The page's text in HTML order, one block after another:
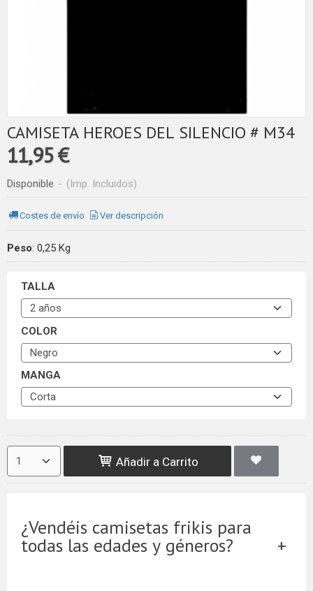
CAMISETA HEROES DEL SILENCIO # M34
11,95 €
Disponible - (Imp. Incluidos)
Costes de envío Ver descripción
Peso: 0,25 Kg
TALLA
COLOR
MANGA
Añadir a Carrito
¿Vendéis camisetas frikis para
todas las edades y géneros?